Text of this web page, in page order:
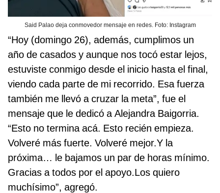
Said Palao deja conmovedor mensaje en redes. Foto: Instagram
“Hoy (domingo 26), además, cumplimos un
año de casados y aunque nos tocó estar lejos,
estuviste conmigo desde el inicio hasta el final,
viendo cada parte de mi recorrido. Esa fuerza
también me llevó a cruzar la meta”, fue el
mensaje que le dedicó a Alejandra Baigorria.
“Esto no termina acá. Esto recién empieza.
Volveré más fuerte. Volveré mejor.Y la
próxima… le bajamos un par de horas mínimo.
Gracias a todos por el apoyo.Los quiero
muchísimo”, agregó.